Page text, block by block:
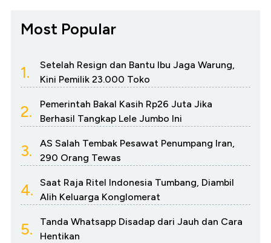
Most Popular
1.
Setelah Resign dan Bantu Ibu Jaga Warung,
Kini Pemilik 23.000 Toko
2.
Pemerintah Bakal Kasih Rp26 Juta Jika
Berhasil Tangkap Lele Jumbo Ini
3.
AS Salah Tembak Pesawat Penumpang Iran,
290 Orang Tewas
4.
Saat Raja Ritel Indonesia Tumbang, Diambil
Alih Keluarga Konglomerat
5.
Tanda Whatsapp Disadap dari Jauh dan Cara
Hentikan